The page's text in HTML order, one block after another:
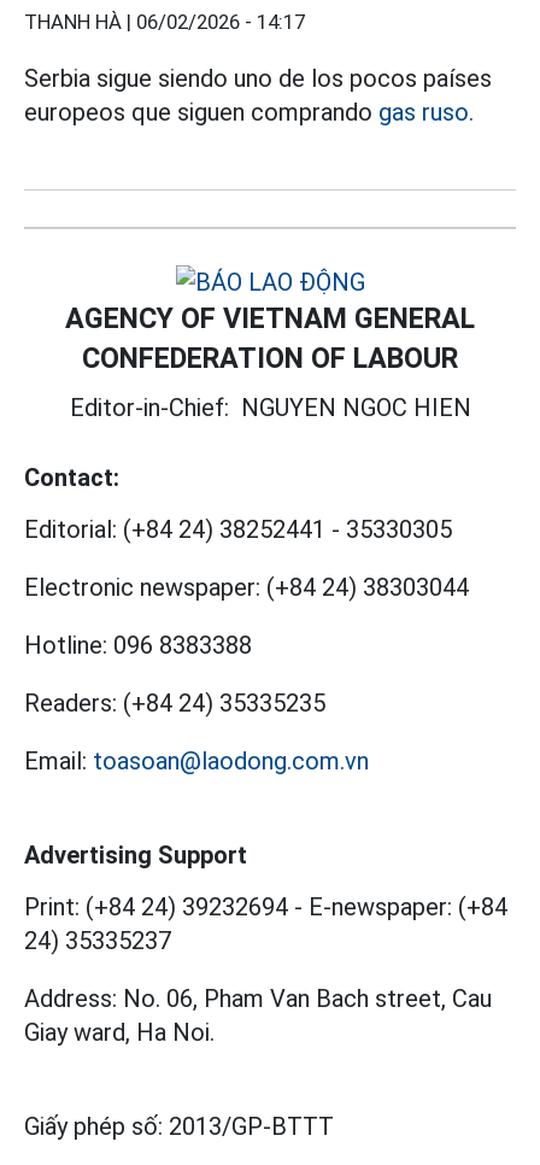
THANH HÀ | 06/02/2026 - 14:17
Serbia sigue siendo uno de los pocos países
europeos que siguen comprando gas ruso.
AGENCY OF VIETNAM GENERAL
CONFEDERATION OF LABOUR
Editor-in-Chief: NGUYEN NGOC HIEN
Contact:
Editorial: (+84 24) 38252441 - 35330305
Electronic newspaper: (+84 24) 38303044
Hotline: 096 8383388
Readers: (+84 24) 35335235
Email: toasoan@laodong.com.vn
Advertising Support
Print: (+84 24) 39232694 - E-newspaper: (+84
24) 35335237
Address: No. 06, Pham Van Bach street, Cau
Giay ward, Ha Noi.
Giấy phép số: 2013/GP-BTTT